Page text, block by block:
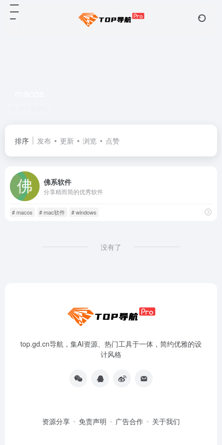
排序 发布 更新 浏览 点赞
佛系软件
分享精而简的优秀软件
# macos # mac软件 # windows
没有了
top.gd.cn导航，集AI资源、热门工具于一体，简约优雅的设
计风格
资源分享 免责声明 广告合作 关于我们